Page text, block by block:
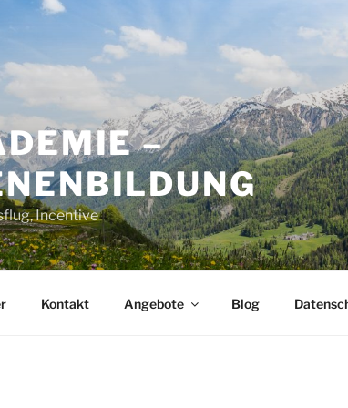
–
Incentive
Kontakt Angebote Blog